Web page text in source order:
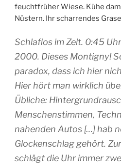
feuchtfrüher Wiese. Kühe
Nüstern. Ihr scharrendes
Schlaflos im Zelt. 0:45
2000. Dieses Montigny!
paradox, dass ich hier
Hier hört man wirklich
Übliche:
Menschenstimmen,
nahenden Autos […] hab
Glockenschlag gehört.
schlägt die Uhr immer